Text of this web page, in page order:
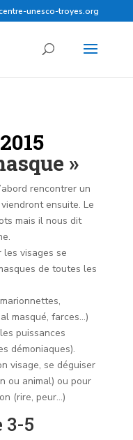
unesco-troyes.org
»
rencontrer un
ensuite. Le
mais il nous dit
les visages se
de toutes les
masqué, farces…)
puissances
démoniaques).
visage, se déguiser
ou animal) ou pour
(rire, peur…)
3-5